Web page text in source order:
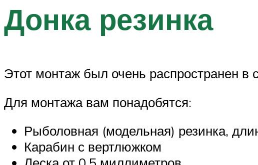
Донка резинка
Этот монтаж был очень распространен в
Для монтажа вам понадобятся:
Рыболовная (модельная) резинка,
Карабин с вертлюжком